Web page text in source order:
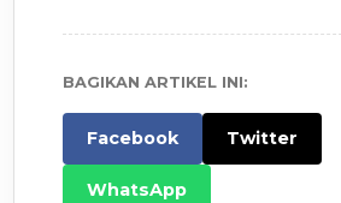
BAGIKAN ARTIKEL INI:
Facebook Twitter
WhatsApp